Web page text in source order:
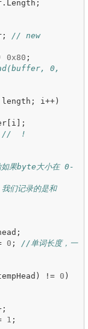
. Length ;
;
// new
0x80 ;
0,
length ; i ++)
[ i ];
//  !
果byte大小在 0-
记录的是和
;
0 ;
//单词长度，一
) != 0 )
1 ;